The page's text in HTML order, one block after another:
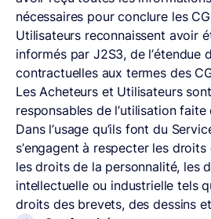
nécessaires pour conclure les
Utilisateurs reconnaissent avoir
informés par J2S3, de l’étendue
contractuelles aux termes des
Les Acheteurs et Utilisateurs
responsables de l’utilisation faite
Dans l’usage qu’ils font du
s’engagent à respecter les
les droits de la personnalité, les
intellectuelle ou industrielle tels
droits des brevets, des dessins